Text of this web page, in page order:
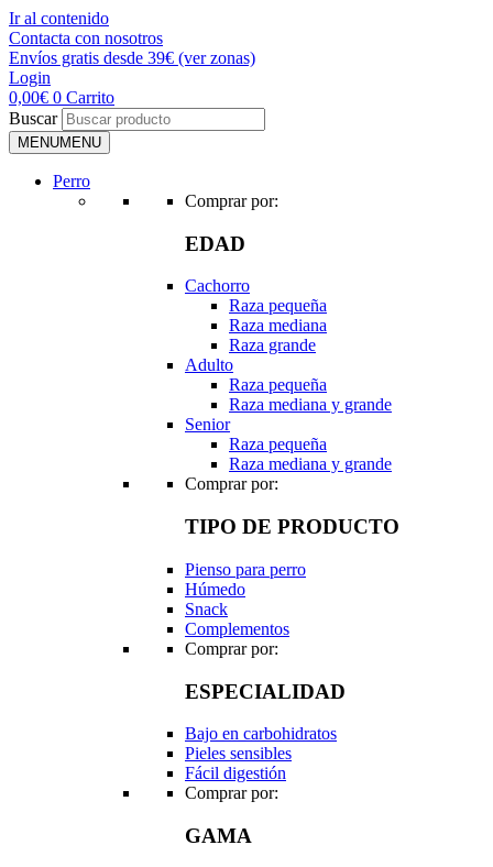
Ir al contenido
Contacta con nosotros
Envíos gratis desde 39€ (ver zonas)
Login
0,00€ 0 Carrito
Buscar
MENUMENU
Perro
Comprar por:
EDAD
Cachorro
Raza pequeña
Raza mediana
Raza grande
Adulto
Raza pequeña
Raza mediana y grande
Senior
Raza pequeña
Raza mediana y grande
Comprar por:
TIPO DE PRODUCTO
Pienso para perro
Húmedo
Snack
Complementos
Comprar por:
ESPECIALIDAD
Bajo en carbohidratos
Pieles sensibles
Fácil digestión
Comprar por:
GAMA